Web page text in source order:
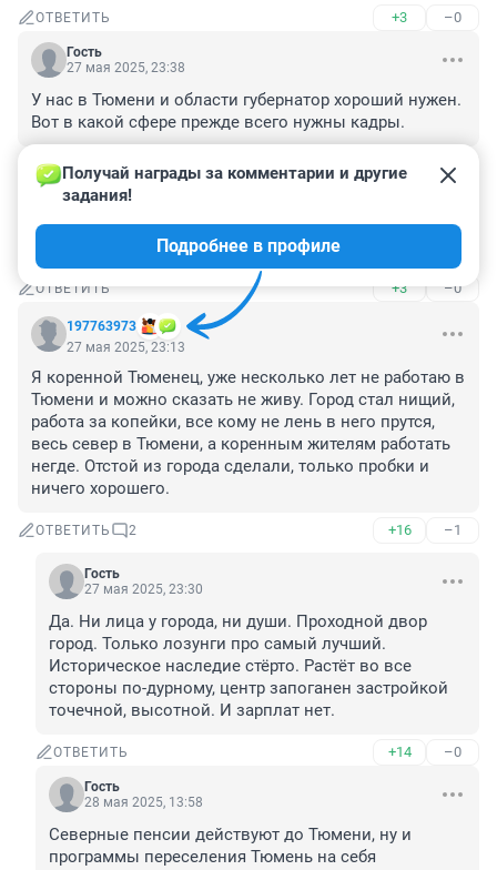
ОТВЕТИТЬ +3 –0
Гость
27 мая 2025, 23:38
У нас в Тюмени и области губернатор хороший нужен.
Вот в какой сфере прежде всего нужны кадры.
ОТВЕТИТЬ –0
Гость
Сытый голодному не товарищ.
ОТВЕТИТЬ +3 –0
197763973
Получай награды за комментарии и другие
задания!
Подробнее в профиле
27 мая 2025, 23:13
Я коренной Тюменец, уже несколько лет не работаю в
Тюмени и можно сказать не живу. Город стал нищий,
работа за копейки, все кому не лень в него прутся,
весь север в Тюмени, а коренным жителям работать
негде. Отстой из города сделали, только пробки и
ничего хорошего.
ОТВЕТИТЬ 2 +16 –1
Гость
27 мая 2025, 23:30
Да. Ни лица у города, ни души. Проходной двор
город. Только лозунги про самый лучший.
Историческое наследие стёрто. Растёт во все
стороны по-дурному, центр запоганен застройкой
точечной, высотной. И зарплат нет.
ОТВЕТИТЬ +14 –0
Гость
28 мая 2025, 13:58
Северные пенсии действуют до Тюмени, ну и
программы переселения Тюмень на себя